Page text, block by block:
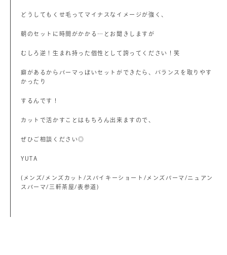
どうしてもくせ毛ってマイナスなイメージが強く、
朝のセットに時間がかかる…とお聞きしますが
むしろ逆！生まれ持った個性として誇ってください！笑
癖があるからパーマっぽいセットができたら、バランスを取りやす
かったり
するんです！
カットで活かすことはもちろん出来ますので、
ぜひご相談ください◎
YUTA
(メンズ/メンズカット/スパイキーショート/メンズパーマ/ニュアン
スパーマ/三軒茶屋/表参道)